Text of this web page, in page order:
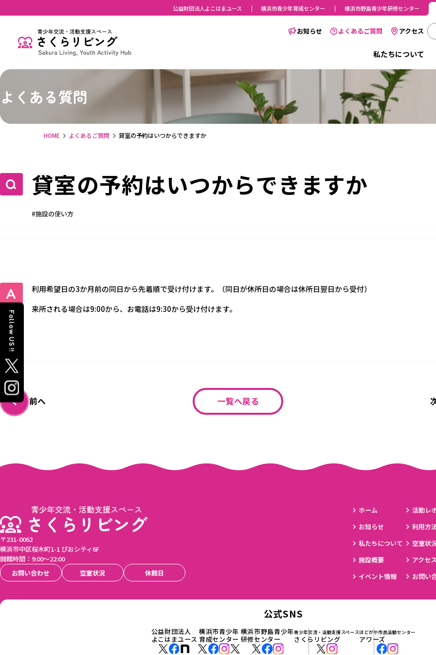
公益財団法人よこはまユース 横浜市青少年育成センター 横浜市野島青少年研修センター
お知らせ よくあるご質問 アクセス
私たちについて
よくある質問
HOME よくあるご質問 貸室の予約はいつからできますか
貸室の予約はいつからできますか
施設の使い方
利用希望日の3か月前の同日から先着順で受け付けます。（同日が休所日の場合は休所日翌日から受付）
来所される場合は9:00から、お電話は9:30から受け付けます。
‹ 前へ 一覧へ戻る
Follow US !!
〒231-0062
横浜市中区桜木町1-1 ぴおシティ6F
開館時間：9:00〜22:00
お問い合わせ
空室状況 休館日
ホーム
お知らせ
私たちについて
施設概要
イベント情報
活動レ
利用方
空室状
アクセ
お問い
公式SNS
公益財団法人
よこはまユース
横浜市青少年
育成センター
横浜市野島青少年
研修センター
青少年交流・活動支援スペース
さくらリビング
ほどがや市民活動センター
アワーズ